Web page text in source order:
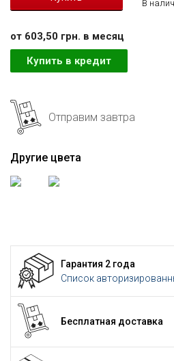
В
от 603,50 грн. в месяц
Купить в кредит
Отправим завтра
Другие цвета
Гарантия 2 года
Список
Бесплатная доставка